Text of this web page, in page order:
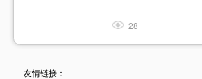
28
友情链接：